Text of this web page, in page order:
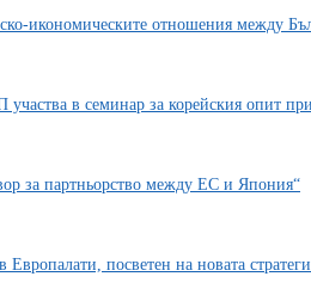
икономическите отношения между
участва в семинар за корейския опит
за партньорство между ЕС и Япония“
Eвропалати, посветен на новата